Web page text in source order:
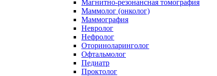
Магнитно-резонансная томография
Маммолог (онколог)
Маммография
Невролог
Нефролог
Оториноларинголог
Офтальмолог
Педиатр
Проктолог